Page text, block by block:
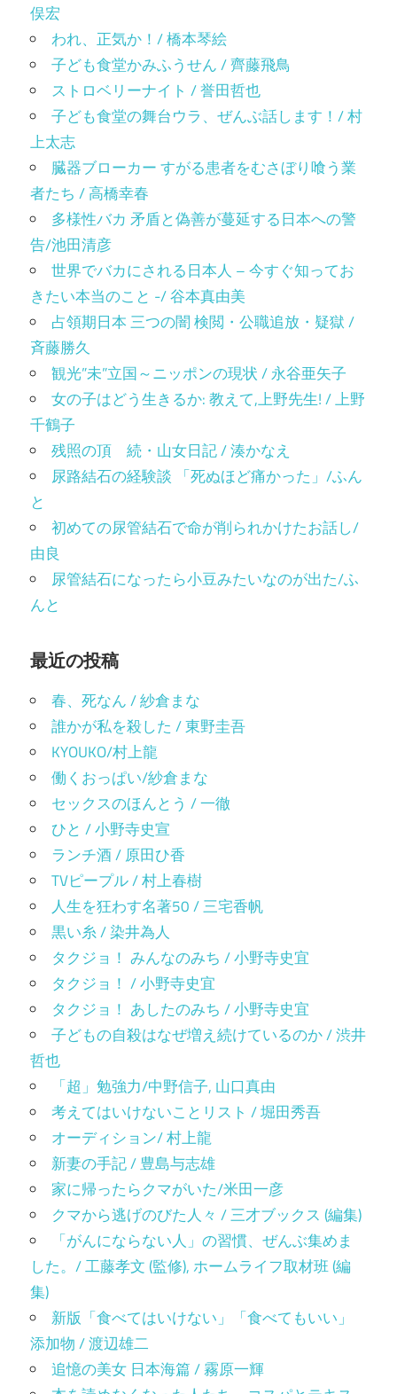
俣宏
われ、正気か！/ 橋本琴絵
子ども食堂かみふうせん / 齊藤飛鳥
ストロベリーナイト / 誉田哲也
子ども食堂の舞台ウラ、ぜんぶ話します！/ 村
上太志
臓器ブローカー すがる患者をむさぼり喰う業
者たち / 高橋幸春
多様性バカ 矛盾と偽善が蔓延する日本への警
告/池田清彦
世界でバカにされる日本人 – 今すぐ知ってお
きたい本当のこと -/ 谷本真由美
占領期日本 三つの闇 検閲・公職追放・疑獄 /
斉藤勝久
観光”未”立国～ニッポンの現状 / 永谷亜矢子
女の子はどう生きるか: 教えて,上野先生! / 上野
千鶴子
残照の頂 続・山女日記 / 湊かなえ
尿路結石の経験談 「死ぬほど痛かった」/ふん
と
初めての尿管結石で命が削られかけたお話し/
由良
尿管結石になったら小豆みたいなのが出た/ふ
んと
最近の投稿
春、死なん / 紗倉まな
誰かが私を殺した / 東野圭吾
KYOUKO/村上龍
働くおっぱい/紗倉まな
セックスのほんとう / 一徹
ひと / 小野寺史宣
ランチ酒 / 原田ひ香
TVピープル / 村上春樹
人生を狂わす名著50 / 三宅香帆
黒い糸 / 染井為人
タクジョ！ みんなのみち / 小野寺史宜
タクジョ！ / 小野寺史宜
タクジョ！ あしたのみち / 小野寺史宜
子どもの自殺はなぜ増え続けているのか / 渋井
哲也
「超」勉強力/中野信子, 山口真由
考えてはいけないことリスト / 堀田秀吾
オーディション/ 村上龍
新妻の手記 / 豊島与志雄
家に帰ったらクマがいた/米田一彦
クマから逃げのびた人々 / 三才ブックス (編集)
「がんにならない人」の習慣、ぜんぶ集めま
した。/ 工藤孝文 (監修), ホームライフ取材班 (編
集)
新版「食べてはいけない」「食べてもいい」
添加物 / 渡辺雄二
追憶の美女 日本海篇 / 霧原一輝